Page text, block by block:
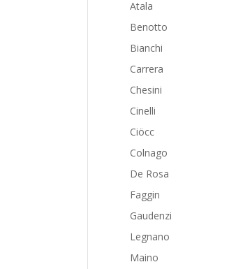
Atala
Benotto
Bianchi
Carrera
Chesini
Cinelli
Ciöcc
Colnago
De Rosa
Faggin
Gaudenzi
Legnano
Maino